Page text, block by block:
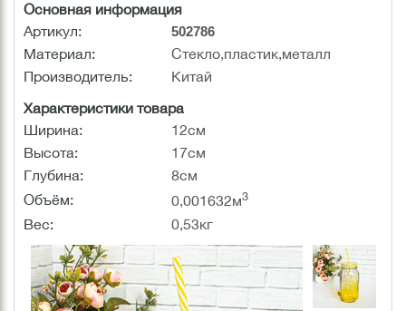
Основная информация
Артикул:
502786
Материал:
Стекло,пластик,металл
Производитель:
Китай
Характеристики товара
Ширина:
12см
Высота:
17см
Глубина:
8см
Объём:
0,001632м3
Вес: 0,53кг